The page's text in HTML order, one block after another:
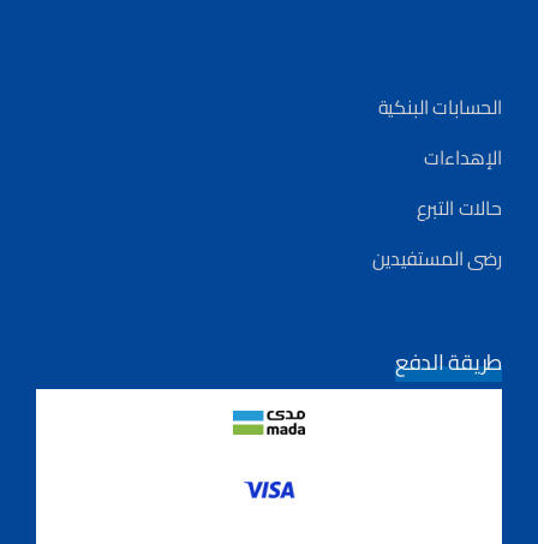
الحسابات البنكية
الإهداءات
حالات التبرع
رضى المستفيدين
طريقة الدفع